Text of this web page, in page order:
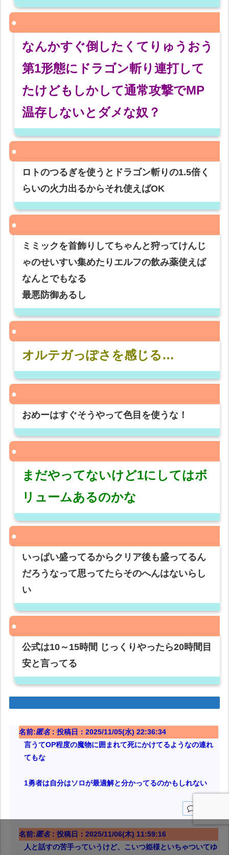
なんかすぐ倒したくてりゅうおう
第1形態にドラゴン斬り連打して
たけどもしかして通常攻撃でMP
温存しないとダメな奴？
ロトのつるぎを使うとドラゴン斬りの1.5倍く
らいの火力出るからそれ使えばOK
ミミックを首飾りしてちゃんと狩ってけんじ
ゃのせいすい集めたりエルフの飲み薬使えば
なんとでもなる
最悪防御あるし
オルテガっぽさを感じる…
おめーはすぐそうやって色目を使うな！
まだやってないけど1にしてはボ
リュームあるのかな
いっぱい盛ってるからクリア後も盛ってるん
だろうなって思ってたらそのへんはないらし
い
公式は10～15時間 じっくりやったら20時間目
安と言ってる
名前:匿名: 投稿日：2025/11/05(水) 22:36:34
言うてOP程度の魔物に囲まれて死にかけてるようなの連れ
てもな
1勇者は自分はソロが最適解と分かってるのかもしれない
名前:匿名: 投稿日：2025/11/06(木) 11:59:16
人と話すの苦手っていうけど、こいつ姫様といちゃついてゆ